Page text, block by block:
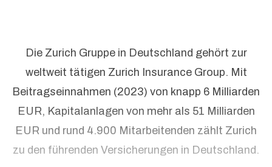
Die Zurich Gruppe in Deutschland gehört zur
weltweit tätigen Zurich Insurance Group. Mit
Beitragseinnahmen (2023) von knapp 6 Milliarden
EUR, Kapitalanlagen von mehr als 51 Milliarden
EUR und rund 4.900 Mitarbeitenden zählt Zurich
zu den führenden Versicherungen in Deutschland.